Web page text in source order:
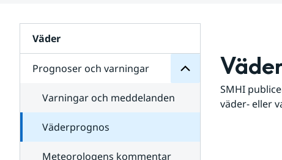
Väder
Prognoser och varningar
för
Varningar och meddelanden
Väderprognos
Meteorologens kommentar
SMHI
väder- eller